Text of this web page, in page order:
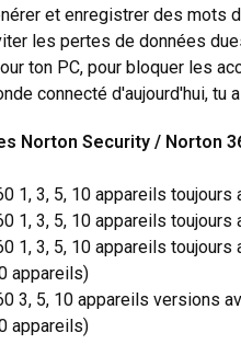
et enregistrer des mots
les pertes de données
ton PC, pour bloquer les
connecté d'aujourd'hui,
Norton Security / Norton
1, 3, 5, 10 appareils
1, 3, 5, 10 appareils
1, 3, 5, 10 appareils
appareils)
3, 5, 10 appareils versions
appareils)